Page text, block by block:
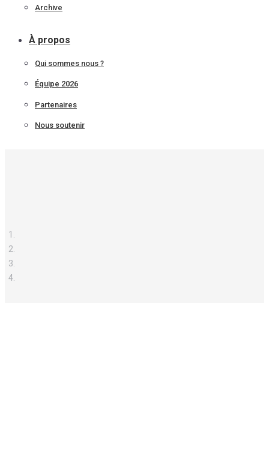
Archive
À propos
Qui sommes nous ?
Équipe 2026
Partenaires
Nous soutenir